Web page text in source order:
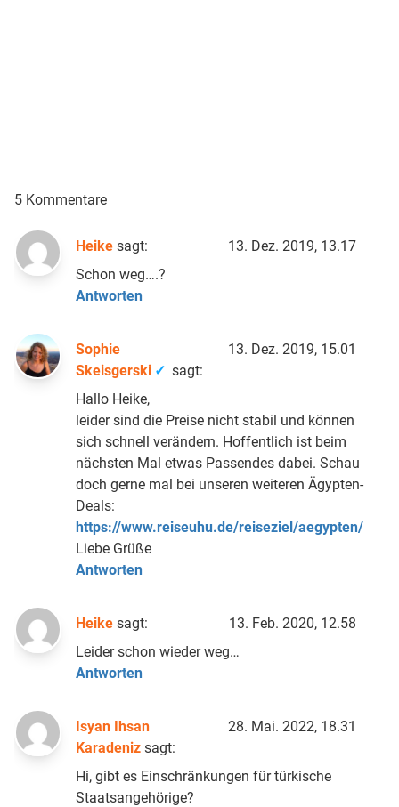
5 Kommentare
Heike sagt:
13. Dez. 2019, 13.17
Schon weg….?
Antworten
Sophie
Skeisgerski
sagt:
13. Dez. 2019, 15.01
Hallo Heike,
leider sind die Preise nicht stabil und können
sich schnell verändern. Hoffentlich ist beim
nächsten Mal etwas Passendes dabei. Schau
doch gerne mal bei unseren weiteren Ägypten-
Deals:
https://www.reiseuhu.de/reiseziel/aegypten/
Liebe Grüße
Antworten
Heike sagt:
13. Feb. 2020, 12.58
Leider schon wieder weg…
Antworten
Isyan Ihsan
Karadeniz sagt:
28. Mai. 2022, 18.31
Hi, gibt es Einschränkungen für türkische
Staatsangehörige?